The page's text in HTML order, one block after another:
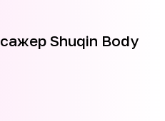
Shuqin Body